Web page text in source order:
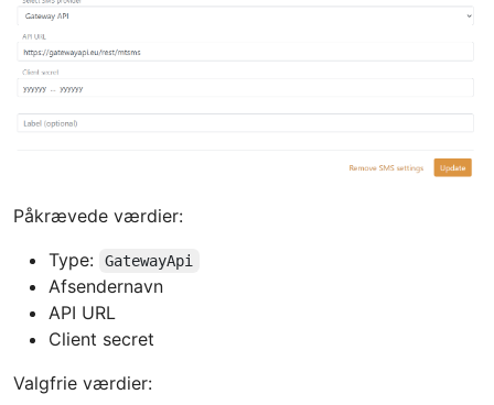
Påkrævede værdier:
Type:
GatewayApi
Afsendernavn
API URL
Client secret
Valgfrie værdier: